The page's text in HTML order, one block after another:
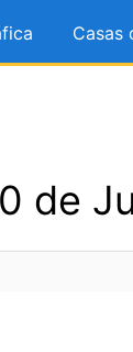
Casas
de